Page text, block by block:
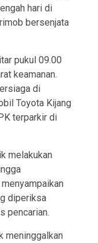
hari di
bersenjata
pukul 09.00
keamanan.
di
Toyota Kijang
terparkir di
melakukan
diperiksa
pencarian.
meninggalkan